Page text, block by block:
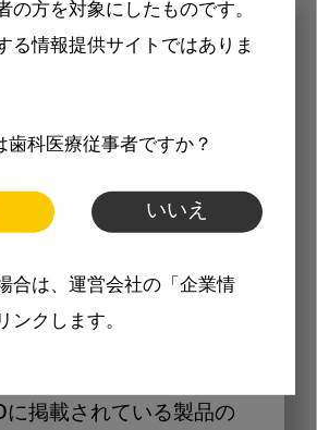
の方を対象にしたものです。
る情報提供サイトではありま
歯科医療従事者ですか？
いいえ
合は、運営会社の「企業情
ンクします。
メリット
価格も閲覧可能
掲載されている製品の